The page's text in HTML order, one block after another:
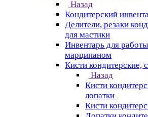
Назад
Кондитерский
Делители, резаки
для мастики
Инвентарь для
марципаном
Кисти кондитерские,
Назад
Кисти
лопатки
Кисти